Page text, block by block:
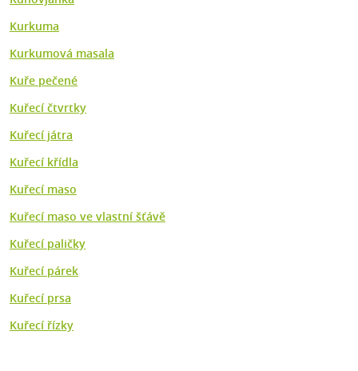
Kurkuma
Kurkumová masala
Kuře pečené
Kuřecí čtvrtky
Kuřecí játra
Kuřecí křídla
Kuřecí maso
Kuřecí maso ve vlastní šťávě
Kuřecí paličky
Kuřecí párek
Kuřecí prsa
Kuřecí řízky